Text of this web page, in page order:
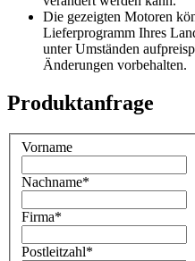
Die gezeigten Motoren
Lieferprogramm Ihres
unter Umständen
Änderungen vorbehalten.
Produktanfrage
Vorname
Nachname*
Firma*
Postleitzahl*